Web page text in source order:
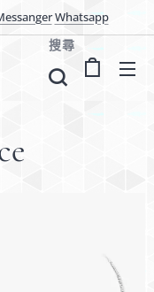
Whatsapp
搜尋